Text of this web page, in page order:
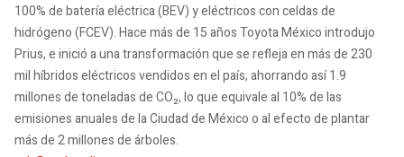
100% de batería eléctrica (BEV) y eléctricos con celdas de
hidrógeno (FCEV). Hace más de 15 años Toyota México introdujo
Prius, e inició a una transformación que se refleja en más de 230
mil híbridos eléctricos vendidos en el país, ahorrando así 1.9
millones de toneladas de CO₂, lo que equivale al 10% de las
emisiones anuales de la Ciudad de México o al efecto de plantar
más de 2 millones de árboles.